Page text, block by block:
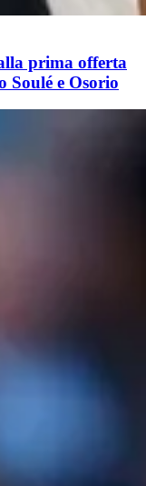
prima offerta
Soulé e Osorio